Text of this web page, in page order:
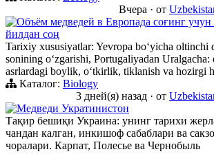
Вчера · от
Объём медведей в Европада соғинг учун
йилдан соң
Tarixiy xususiyatlar: Yevropa boʻyicha oltinchi
sonining oʻzgarishi, Portugaliyadan Uralgacha:
asrlardagi boylik, oʻtkirlik, tiklanish va hozirgi
Каталог: Biology
3 дней(я) назад · от
Медведи Укратинистон
Тақир бешиқи Украина: унинг тарихи
чандан калган, инкишоф сабаблари ва сакзо
чоралари. Карпат, Полесье ва Чернобыль